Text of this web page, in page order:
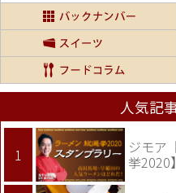
人気記
ジモア
挙2020】